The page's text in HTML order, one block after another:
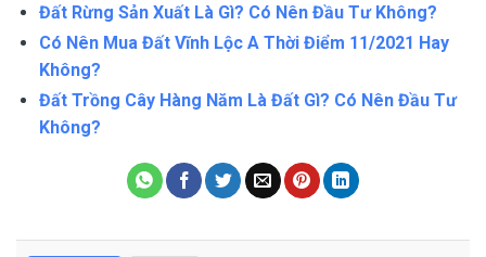
Đất Rừng Sản Xuất Là Gì? Có Nên Đầu Tư Không?
Có Nên Mua Đất Vĩnh Lộc A Thời Điểm 11/2021 Hay
Không?
Đất Trồng Cây Hàng Năm Là Đất Gì? Có Nên Đầu Tư
Không?